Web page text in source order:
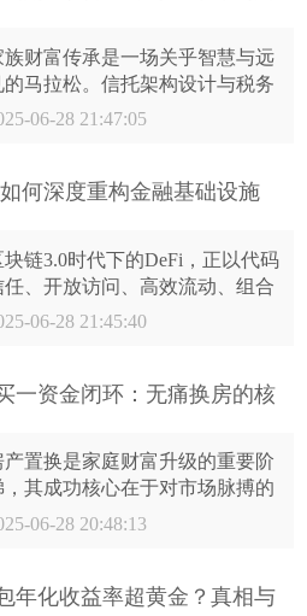
族财富传承是一场关乎智慧与远
的马拉松。信托架构设计与税务
划，如同为其量身定制的精密导
划布局，合法合规运作，方能穿
，生生不息。开启这堂必修课，
是为家族的长久繁荣奠定最坚实
基石。
06-28 21:47:05
何深度重构金融基础设施
块链3.0时代下的DeFi，正以代码
任、开放访问、高效流动、组合
新为核心，系统性重构金融基础
率、透明度和普惠性的潜力毋庸
，DeFi与传统金融并非替代关
，而是走向深度融合与互补共
。一个更加开放、高效、包容的
、持续创新、解决痛点，DeFi将
06-28 21:45:40
一资金闭环：无痛换房的核
产置换是家庭财富升级的重要阶
，其成功核心在于对市场脉搏的
准把握与资金链的无缝闭环设
红利、并严格防范潜在风险，方
06-28 20:48:13
年化收益率超黄金？真相与